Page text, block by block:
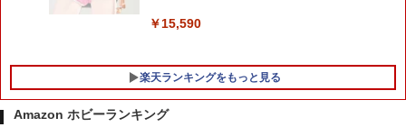
￥15,590
楽天ランキングをもっと見る
Amazon ホビーランキング